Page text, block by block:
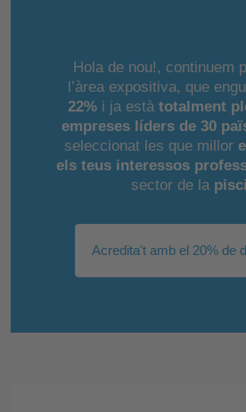
Hola de nou!, continuem
l’àrea expositiva, que
22%i ja està totalment
empreses líders de 30
seleccionat les que millor
els teus interessos
sector de la
Acredita't amb el 20% de